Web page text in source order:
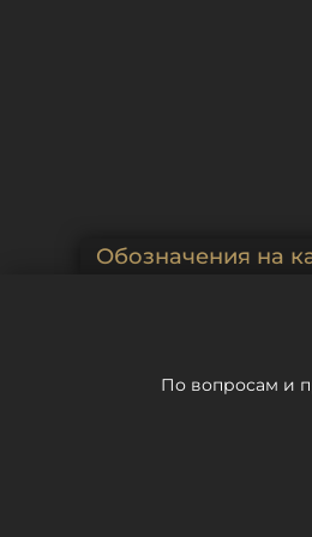
Обозначения на
По вопросам и